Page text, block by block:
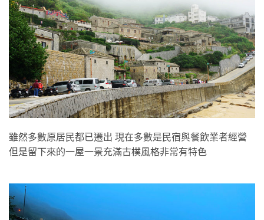
雖然多數原居民都已遷出 現在多數是民宿與餐飲業者經營
但是留下來的一屋一景充滿古樸風格非常有特色